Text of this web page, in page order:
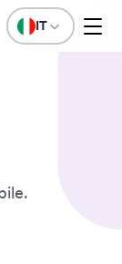
IT